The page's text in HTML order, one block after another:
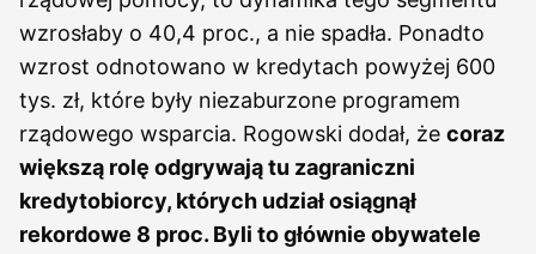
wzrosłaby o 40,4 proc., a nie spadła. Ponadto
wzrost odnotowano w kredytach powyżej 600
tys. zł, które były niezaburzone programem
rządowego wsparcia. Rogowski dodał, że coraz
większą rolę odgrywają tu zagraniczni
kredytobiorcy, których udział osiągnął
rekordowe 8 proc. Byli to głównie obywatele